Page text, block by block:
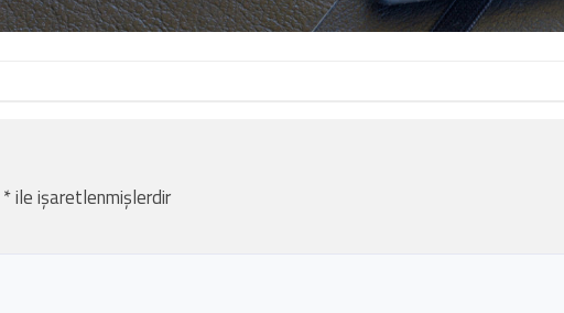
*ile işaretlenmişlerdir